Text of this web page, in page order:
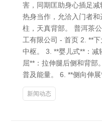
害，同期匡助身心插足
热身当作，允洽入门者
柱，天真背部。 普洱茶
工有限公司 - 首页 2. **
中枢。 3. **婴儿式**：
屈**：拉伸腿后侧和背部
普及能量。 6. **侧向伸
新闻动态